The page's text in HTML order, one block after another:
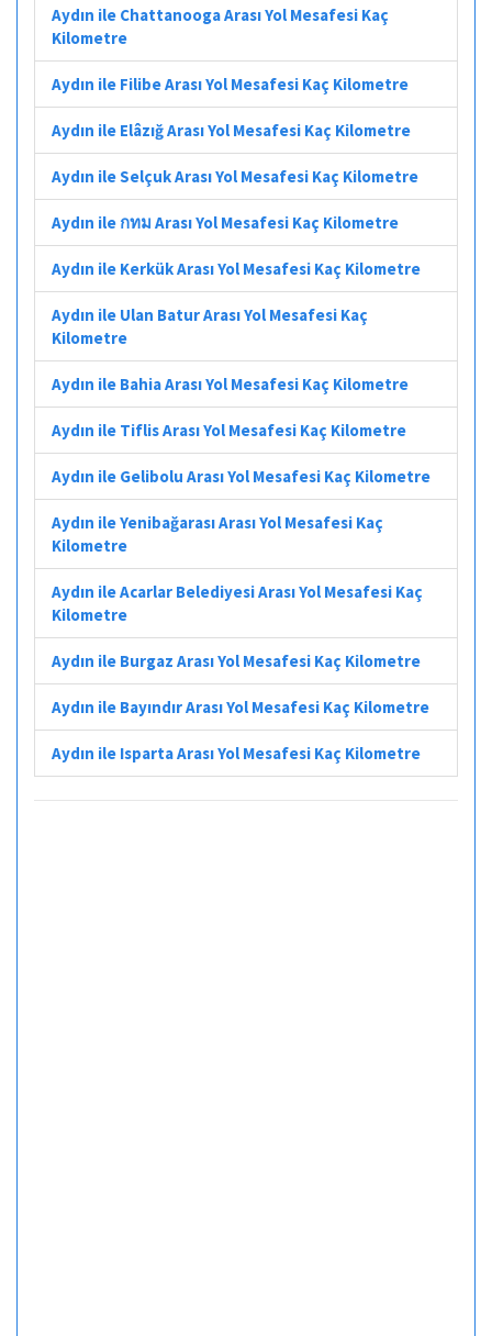
Aydın ile Chattanooga Arası Yol Mesafesi Kaç
Kilometre
Aydın ile Filibe Arası Yol Mesafesi Kaç Kilometre
Aydın ile Elâzığ Arası Yol Mesafesi Kaç Kilometre
Aydın ile Selçuk Arası Yol Mesafesi Kaç Kilometre
Aydın ile กทม Arası Yol Mesafesi Kaç Kilometre
Aydın ile Kerkük Arası Yol Mesafesi Kaç Kilometre
Aydın ile Ulan Batur Arası Yol Mesafesi Kaç
Kilometre
Aydın ile Bahia Arası Yol Mesafesi Kaç Kilometre
Aydın ile Tiflis Arası Yol Mesafesi Kaç Kilometre
Aydın ile Gelibolu Arası Yol Mesafesi Kaç Kilometre
Aydın ile Yenibağarası Arası Yol Mesafesi Kaç
Kilometre
Aydın ile Acarlar Belediyesi Arası Yol Mesafesi Kaç
Kilometre
Aydın ile Burgaz Arası Yol Mesafesi Kaç Kilometre
Aydın ile Bayındır Arası Yol Mesafesi Kaç Kilometre
Aydın ile Isparta Arası Yol Mesafesi Kaç Kilometre